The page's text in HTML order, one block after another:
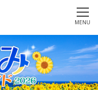
MENU